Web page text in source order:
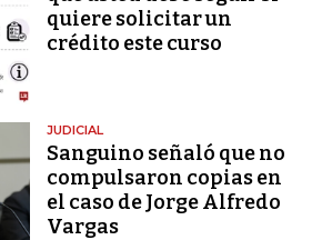
quiere solicitar un
crédito este curso
JUDICIAL
Sanguino señaló que no
compulsaron copias en
el caso de Jorge Alfredo
Vargas